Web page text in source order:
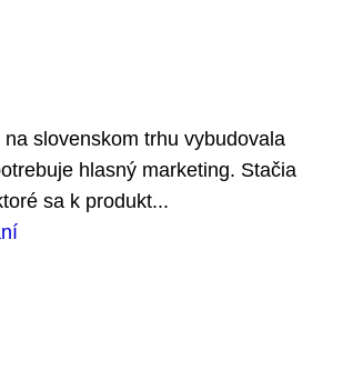
slovenskom trhu vybudovala
hlasný marketing. Stačia
sa k produkt...